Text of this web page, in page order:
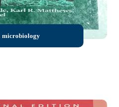
microbiology